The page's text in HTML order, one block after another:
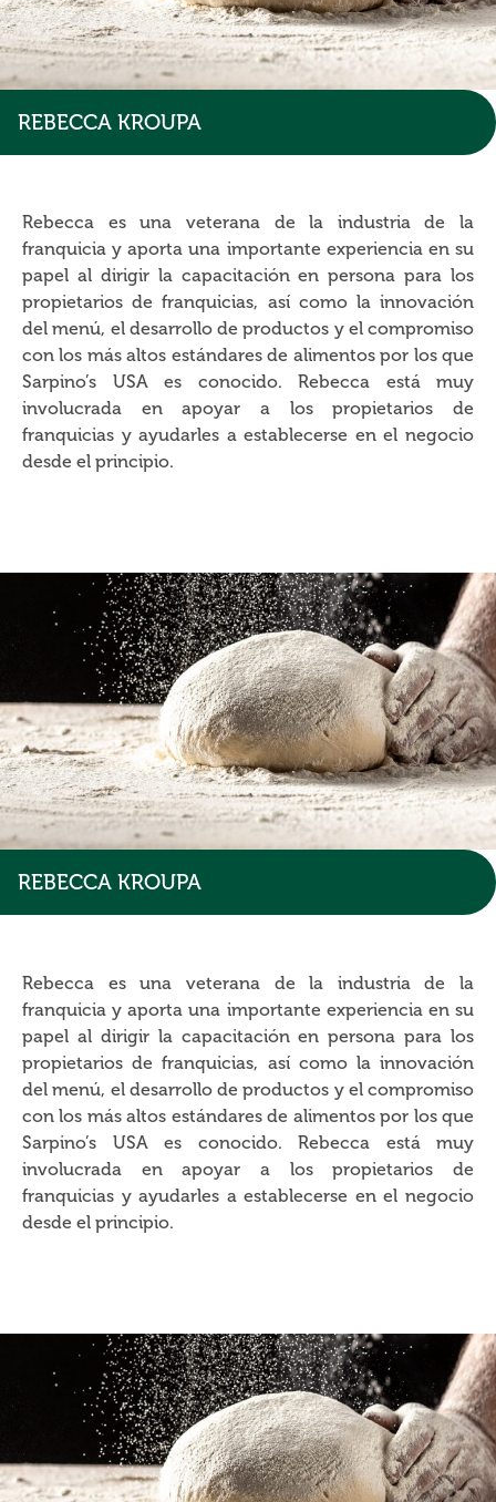
REBECCA KROUPA
Rebecca es una veterana de la industria de la
franquicia y aporta una importante experiencia en su
papel al dirigir la capacitación en persona para los
propietarios de franquicias, así como la innovación
del menú, el desarrollo de productos y el compromiso
con los más altos estándares de alimentos por los que
Sarpino’s USA es conocido. Rebecca está muy
involucrada en apoyar a los propietarios de
franquicias y ayudarles a establecerse en el negocio
desde el principio.
REBECCA KROUPA
Rebecca es una veterana de la industria de la
franquicia y aporta una importante experiencia en su
papel al dirigir la capacitación en persona para los
propietarios de franquicias, así como la innovación
del menú, el desarrollo de productos y el compromiso
con los más altos estándares de alimentos por los que
Sarpino’s USA es conocido. Rebecca está muy
involucrada en apoyar a los propietarios de
franquicias y ayudarles a establecerse en el negocio
desde el principio.